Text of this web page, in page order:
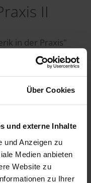
Über Cookies
und externe Inhalte
und Anzeigen zu
Medien anbieten
Website zu
zu Ihrer
II
in der Praxis"
auch wenn die
zu schaffen